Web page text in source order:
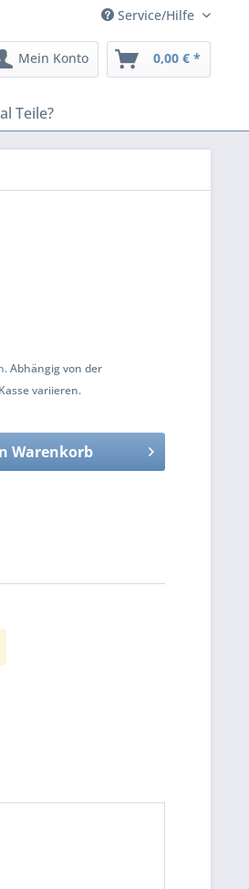
Service/Hilfe
Mein Konto 0,00 € *
Teile?
. Abhängig von der
variieren.
Warenkorb